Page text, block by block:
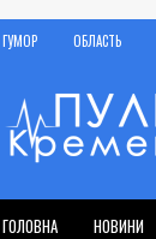
ГУМОР ОБЛАСТЬ
ГОЛОВНА НОВИНИ